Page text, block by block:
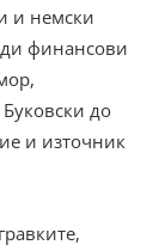
и немски
финансови
до
и източник